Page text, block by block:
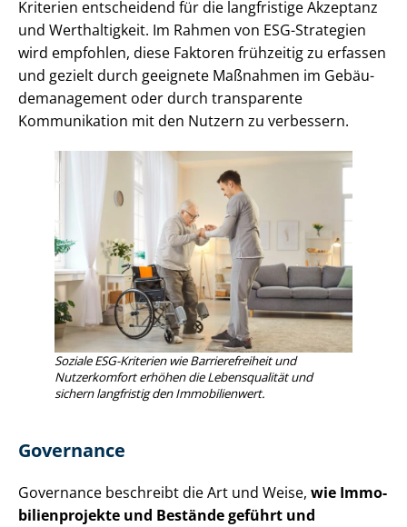
Kriterien entscheidend für die langfristige Akzeptanz
und Werthaltigkeit. Im Rahmen von ESG-Strategien
wird empfohlen, diese Faktoren frühzeitig zu erfassen
und gezielt durch geeignete Maßnahmen im Ge­bäu­
de­ma­nage­ment oder durch transparente
Kommunikation mit den Nutzern zu verbessern.
Soziale ESG-Kriterien wie Bar­rie­re­frei­heit und
Nutzerkomfort erhöhen die Lebensqualität und
sichern langfristig den Immobilienwert.
Governance
Governance beschreibt die Art und Weise, wie Im­mo­
bi­li­en­pro­jek­te und Bestände geführt und